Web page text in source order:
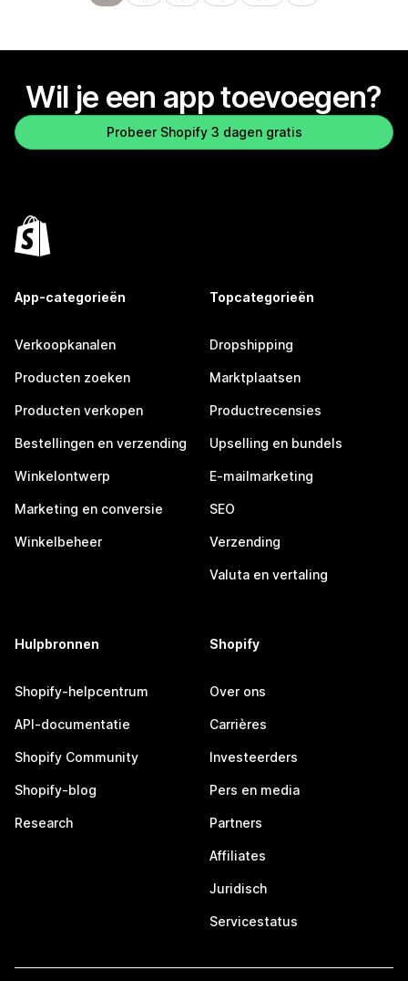
Wil je een app toevoegen?
Probeer Shopify 3 dagen gratis
App-categorieën
Verkoopkanalen
Producten zoeken
Producten verkopen
Bestellingen en verzending
Winkelontwerp
Marketing en conversie
Winkelbeheer
Topcategorieën
Dropshipping
Marktplaatsen
Productrecensies
Upselling en bundels
E-mailmarketing
SEO
Verzending
Valuta en vertaling
Hulpbronnen
Shopify-helpcentrum
API-documentatie
Shopify Community
Shopify-blog
Research
Shopify
Over ons
Carrières
Investeerders
Pers en media
Partners
Affiliates
Juridisch
Servicestatus